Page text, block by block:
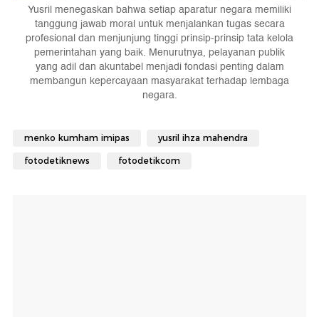
Yusril menegaskan bahwa setiap aparatur negara memiliki
tanggung jawab moral untuk menjalankan tugas secara
profesional dan menjunjung tinggi prinsip-prinsip tata kelola
pemerintahan yang baik. Menurutnya, pelayanan publik
yang adil dan akuntabel menjadi fondasi penting dalam
membangun kepercayaan masyarakat terhadap lembaga
negara.
menko kumham imipas yusril ihza mahendra
fotodetiknews fotodetikcom